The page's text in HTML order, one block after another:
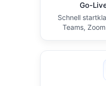
Go-
Schnell
Teams,